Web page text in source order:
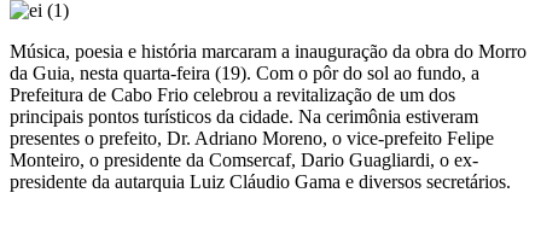
Música, poesia e história marcaram a inauguração da obra do Morro
da Guia, nesta quarta-feira (19). Com o pôr do sol ao fundo, a
Prefeitura de Cabo Frio celebrou a revitalização de um dos
principais pontos turísticos da cidade. Na cerimônia estiveram
presentes o prefeito, Dr. Adriano Moreno, o vice-prefeito Felipe
Monteiro, o presidente da Comsercaf, Dario Guagliardi, o ex-
presidente da autarquia Luiz Cláudio Gama e diversos secretários.